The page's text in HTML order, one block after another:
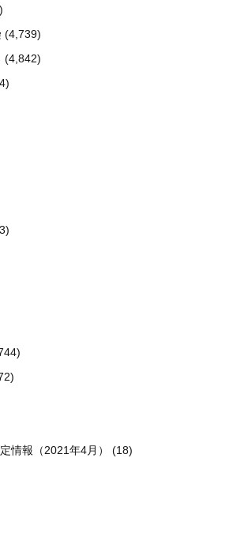
(4,739)
(4,842)
情報（2021年4月） (18)